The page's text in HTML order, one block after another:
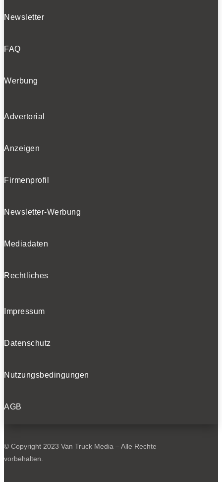
Newsletter
FAQ
Werbung
Advertorial
Anzeigen
Firmenprofil
Newsletter-Werbung
Mediadaten
Rechtliches
Impressum
Datenschutz
Nutzungsbedingungen
AGB
© Copyright 2023 Van Truck Media – Alle Rechte
vorbehalten.